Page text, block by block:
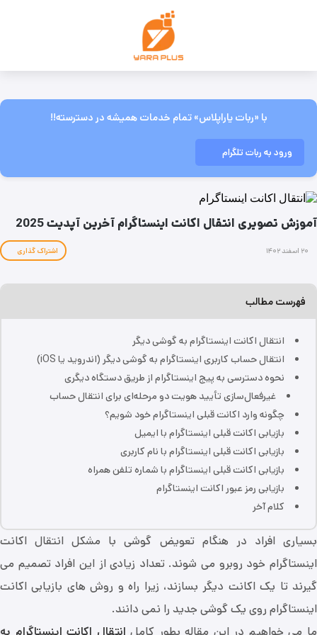
با «ربات یاراپلاس» تمام خدمات همیشه در دسترسته!!
ورود به ربات تلگرام
آموزش تصویری انتقال اکانت اینستاگرام آخرین آپدیت 2025
۲۰ اسفند ۱۴۰۲ اشتراک گذاری
فهرست مطالب
انتقال اکانت اینستاگرام به گوشی دیگر
انتقال حساب کاربری اینستاگرام به گوشی دیگر (اندروید یا iOS)
نحوه دسترسی به پیج اینستاگرام از طریق دستگاه دیگری
غیرفعال‌سازی تأیید هویت دو مرحله‌ای برای انتقال حساب
چگونه وارد اکانت قبلی اینستاگرام خود شویم؟
بازیابی اکانت قبلی اینستاگرام با ایمیل
بازیابی اکانت قبلی اینستاگرام با نام کاربری
بازیابی اکانت قبلی اینستاگرام با شماره تلفن همراه
بازیابی رمز عبور اکانت اینستاگرام
کلام آخر
بسیاری افراد در هنگام تعویض گوشی با مشکل انتقال اکانت
اینستاگرام خود روبرو می شوند. تعداد زیادی از این افراد تصمیم می
گیرند تا یک اکانت دیگر بسازند، زیرا راه و روش های بازیابی اکانت
اینستاگرام روی یک گوشی جدید را نمی دانند.